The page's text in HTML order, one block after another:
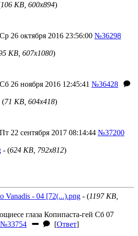
106 KB, 600x894)
Ср 26 октября 2016 23:56:00 №36298
KB, 607x1080)
Сб 26 ноября 2016 12:45:41 №36428
(71 KB, 604x418)
Пт 22 сентября 2017 08:14:44 №37200
- (624 KB, 792x812)
Vanadis - 04 [72(...).png - (1197 KB,
глаза Копипаста-гей Сб 07
№33754 [Ответ]